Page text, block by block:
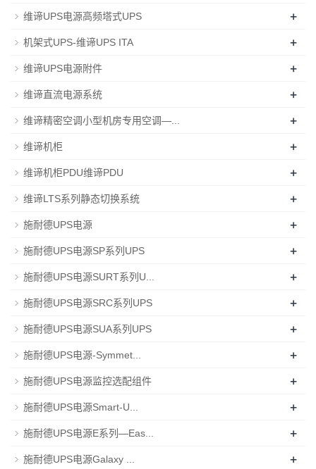
维谛UPS电源高频塔式UPS +
机架式UPS-维谛UPS ITA +
维谛UPS电源附件 +
维谛直流电源系统 +
维谛精密空调小型机房专用空调—... +
维谛机柜 +
维谛机柜PDU维谛PDU +
维谛LTS系列静态切换系统 +
施耐德UPS电源 +
施耐德UPS电源SP系列UPS +
施耐德UPS电源SURT系列U... +
施耐德UPS电源SRC系列UPS +
施耐德UPS电源SUA系列UPS +
施耐德UPS电源-Symmet... +
施耐德UPS电源监控选配组件 +
施耐德UPS电源Smart-U... +
施耐德UPS电源E系列—Eas... +
施耐德UPS电源Galaxy ... +